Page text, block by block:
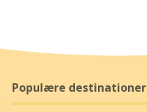
Populære destinationer